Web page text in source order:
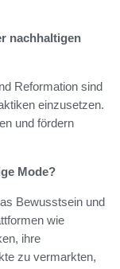
nachhaltigen
Reformation sind
einzusetzen.
und fördern
Mode?
Bewusstsein und
wie
ihre
zu vermarkten,